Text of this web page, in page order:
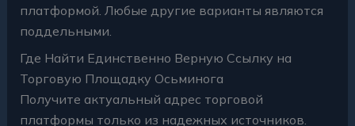
платформой. Любые другие варианты являются
поддельными.
Где Найти Единственно Верную Ссылку на
Торговую Площадку Осьминога
Получите актуальный адрес торговой
платформы только из надежных источников.